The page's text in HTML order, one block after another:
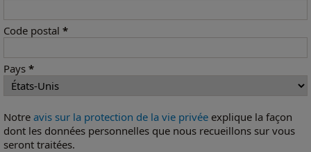
Code postal *
Pays *
Notre avis sur la protection de la vie privée explique la façon
dont les données personnelles que nous recueillons sur vous
seront traitées.